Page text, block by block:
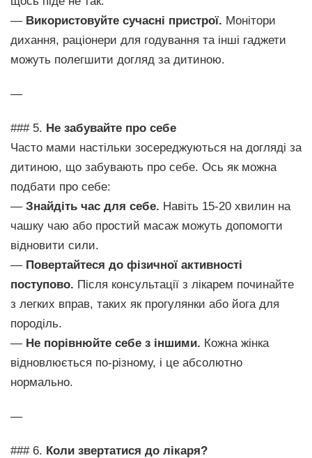
— Використовуйте сучасні пристрої. Монітори
дихання, раціонери для годування та інші гаджети
можуть полегшити догляд за дитиною.
—
### 5. Не забувайте про себе
Часто мами настільки зосереджуються на догляді за
дитиною, що забувають про себе. Ось як можна
подбати про себе:
— Знайдіть час для себе. Навіть 15-20 хвилин на
чашку чаю або простий масаж можуть допомогти
відновити сили.
— Повертайтеся до фізичної активності
поступово. Після консультації з лікарем починайте
з легких вправ, таких як прогулянки або йога для
породіль.
— Не порівнюйте себе з іншими. Кожна жінка
відновлюється по-різному, і це абсолютно
нормально.
—
### 6. Коли звертатися до лікаря?